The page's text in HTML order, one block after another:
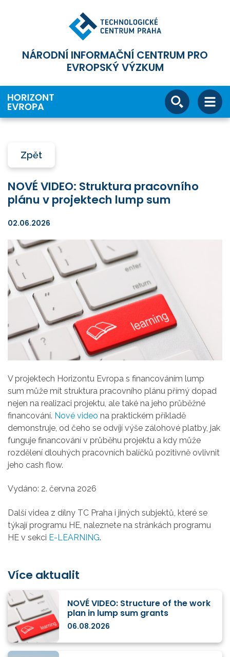
NÁRODNÍ INFORMAČNÍ CENTRUM PRO
EVROPSKÝ VÝZKUM
Zpět
NOVÉ VIDEO: Struktura pracovního
plánu v projektech lump sum
02.06.2026
V projektech Horizontu Evropa s financováním lump
sum může mít struktura pracovního plánu přímý dopad
nejen na realizaci projektu, ale také na jeho průběžné
financování. Nové video na praktickém příkladě
demonstruje, od čeho se odvíjí výše zálohové platby, jak
funguje financování v průběhu projektu a kdy může
rozdělení dlouhých pracovních balíčků pozitivně ovlivnit
jeho cash flow.
Vydáno: 2. června 2026
Další videa z dílny TC Praha i jiných subjektů, které se
týkají programu HE, naleznete na stránkách programu
HE v sekci E-LEARNING.
Více aktualit
NOVÉ VIDEO: Structure of the work
plan in lump sum grants
06.08.2026